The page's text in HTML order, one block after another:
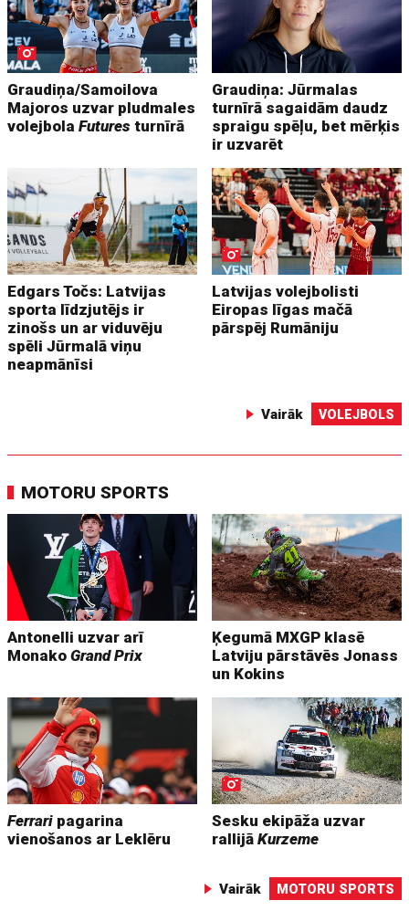
Graudiņa/Samoilova
Majoros uzvar pludmales
volejbolaFutures turnīrā
Graudiņa: Jūrmalas
turnīrā sagaidām daudz
spraigu spēļu, bet mērķis
ir uzvarēt
Edgars Točs: Latvijas
sporta līdzjutējs ir
zinošs un ar viduvēju
spēli Jūrmalā viņu
neapmānīsi
Latvijas volejbolisti
Eiropas līgas mačā
pārspēj Rumāniju
Vairāk VOLEJBOLS
MOTORU SPORTS
Antonelli uzvar arī
MonakoGrand Prix
Ķegumā MXGP klasē
Latviju pārstāvēs Jonass
un Kokins
Ferrari pagarina
vienošanos ar Leklēru
Sesku ekipāža uzvar
rallijāKurzeme
Vairāk MOTORU SPORTS